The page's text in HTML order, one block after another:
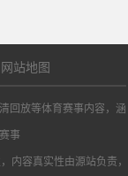
网站地图
回放等体育赛事内容，涵
事
内容真实性由源站负责，